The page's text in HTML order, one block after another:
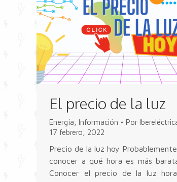
El precio de la luz
Energía Información Por
17 febrero, 2022
Precio de la luz hoy
conocer a qué hora es más
Conocer el precio de la luz